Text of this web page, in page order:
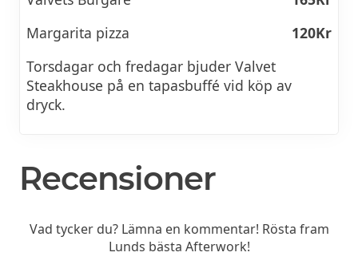
Margarita pizza
120Kr
Torsdagar och fredagar bjuder Valvet
Steakhouse på en tapasbuffé vid köp av
dryck.
Recensioner
Vad tycker du? Lämna en kommentar! Rösta fram
Lunds bästa Afterwork!